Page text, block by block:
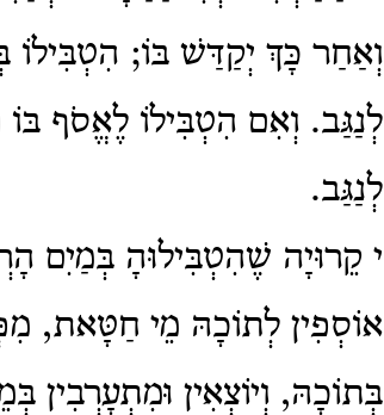
וְאַחַר כָּךְ יְקַדַּשׁ בּוֹ; הִטְבִּילוֹ
לְנַגַּב. וְאִם הִטְבִּילוֹ לֶאֱסֹף בּוֹ
לְנַגַּב.
י קֵרוּיָה שֶׁהִטְבִּילוּהָ בְּמַיִם
אוֹסְפִין לְתוֹכָהּ מֵי חַטָּאת,
בְּתוֹכָהּ, וְיוֹצְאִין וּמִתְעָרְבִין